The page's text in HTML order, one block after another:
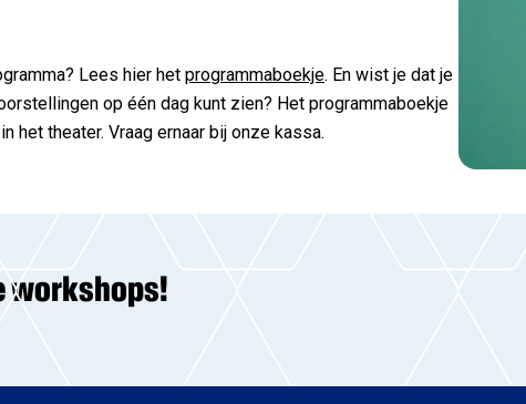
Lees hier het programmaboekje. En wist je dat je
op één dag kunt zien? Het programmaboekje
het theater. Vraag ernaar bij onze kassa.
workshops!